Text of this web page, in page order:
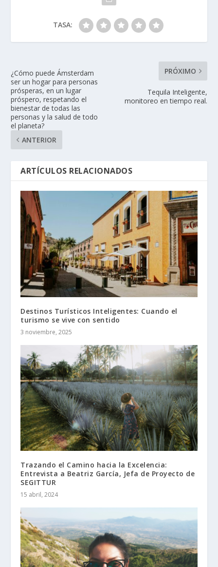
TASA:
¿Cómo puede Ámsterdam
ser un hogar para personas
prósperas, en un lugar
próspero, respetando el
bienestar de todas las
personas y la salud de todo
el planeta?
ANTERIOR
PRÓXIMO
Tequila Inteligente,
monitoreo en tiempo real.
ARTÍCULOS RELACIONADOS
Destinos Turísticos Inteligentes: Cuando el
turismo se vive con sentido
3 noviembre, 2025
Trazando el Camino hacia la Excelencia:
Entrevista a Beatriz García, Jefa de Proyecto de
SEGITTUR
15 abril, 2024